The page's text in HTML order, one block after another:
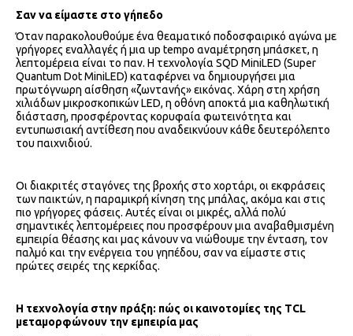
Σαν να είμαστε στο γήπεδο
Όταν παρακολουθούμε ένα θεαματικό ποδοσφαιρικό αγώνα με
γρήγορες εναλλαγές ή μια up tempo αναμέτρηση μπάσκετ, η
λεπτομέρεια είναι το παν. Η τεχνολογία SQD MiniLED (Super
Quantum Dot MiniLED) καταφέρνει να δημιουργήσει μια
πρωτόγνωρη αίσθηση «ζωντανής» εικόνας. Χάρη στη χρήση
χιλιάδων μικροσκοπικών LED, η οθόνη αποκτά μια καθηλωτική
διάσταση, προσφέροντας κορυφαία φωτεινότητα και
εντυπωσιακή αντίθεση που αναδεικνύουν κάθε δευτερόλεπτο
του παιχνιδιού.
Οι διακριτές σταγόνες της βροχής στο χορτάρι, οι εκφράσεις
των παικτών, η παραμικρή κίνηση της μπάλας, ακόμα και στις
πιο γρήγορες φάσεις. Αυτές είναι οι μικρές, αλλά πολύ
σημαντικές λεπτομέρειες που προσφέρουν μια αναβαθμισμένη
εμπειρία θέασης και μας κάνουν να νιώθουμε την ένταση, τον
παλμό και την ενέργεια του γηπέδου, σαν να είμαστε στις
πρώτες σειρές της κερκίδας.
Η τεχνολογία στην πράξη: πώς οι καινοτομίες της TCL
μεταμορφώνουν την εμπειρία μας